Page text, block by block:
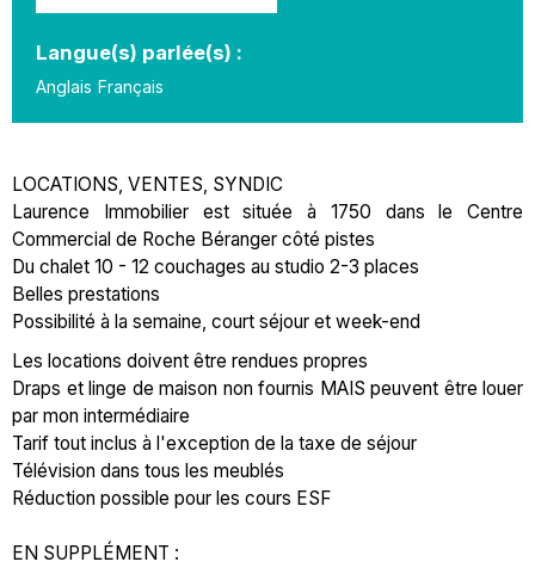
Langue(s) parlée(s) :
Anglais Français
LOCATIONS, VENTES, SYNDIC
Laurence Immobilier est située à 1750 dans le Centre
Commercial de Roche Béranger côté pistes
Du chalet 10 - 12 couchages au studio 2-3 places
Belles prestations
Possibilité à la semaine, court séjour et week-end
Les locations doivent être rendues propres
Draps et linge de maison non fournis MAIS peuvent être louer
par mon intermédiaire
Tarif tout inclus à l'exception de la taxe de séjour
Télévision dans tous les meublés
Réduction possible pour les cours ESF
EN SUPPLÉMENT :